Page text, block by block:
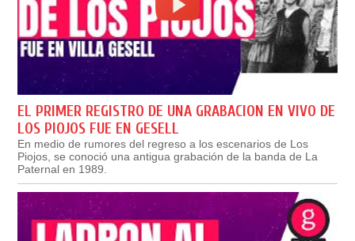
EL PRIMER REGISTRO DE UNA GRABACION EN VIVO DE
LOS PIOJOS FUE EN GESELL
En medio de rumores del regreso a los escenarios de Los
Piojos, se conoció una antigua grabación de la banda de La
Paternal en 1989.